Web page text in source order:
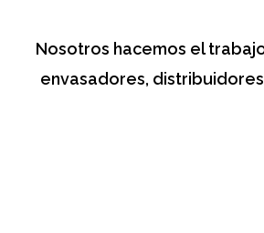
Nosotros hacemos el
envasadores,